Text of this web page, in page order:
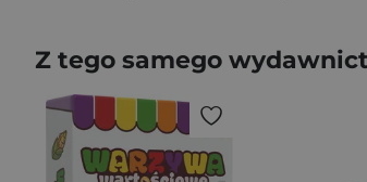
Z tego samego